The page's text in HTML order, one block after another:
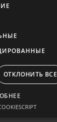
ОТКЛОНИТЬ ВСЕ